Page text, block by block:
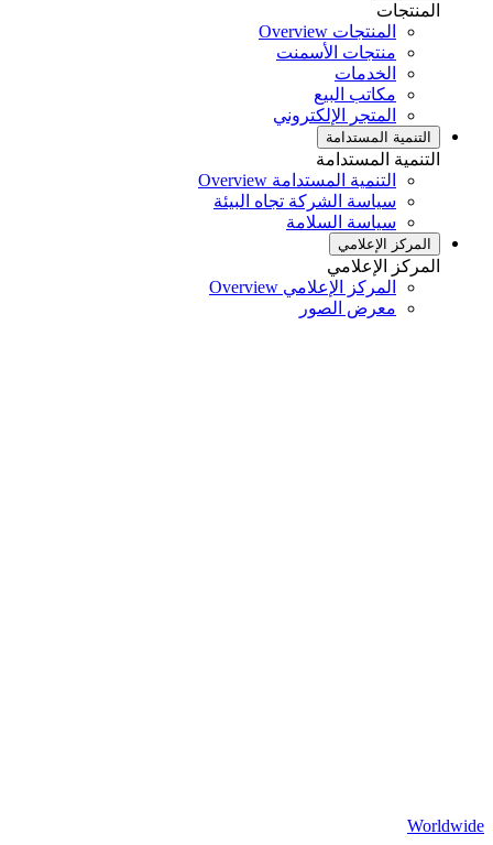
المنتجات
المنتجات Overview
منتجات الأسمنت
الخدمات
مكاتب البيع
المتجر الإلكتروني
التنمية المستدامة
التنمية المستدامة
التنمية المستدامة Overview
سياسة الشركة تجاه البيئة
سياسة السلامة
المركز الإعلامي
المركز الإعلامي
المركز الإعلامي Overview
معرض الصور
Worldwide